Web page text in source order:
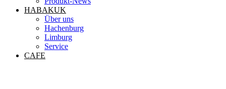
HABAKUK
Über uns
Hachenburg
Limburg
Service
CAFE